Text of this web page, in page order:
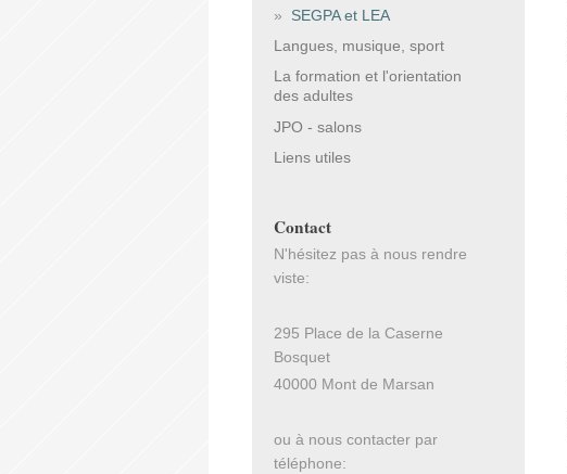
SEGPA et LEA
Langues, musique, sport
La formation et l'orientation
des adultes
JPO - salons
Liens utiles
Contact
N'hésitez pas à nous rendre
viste:
295 Place de la Caserne
Bosquet
40000 Mont de Marsan
ou à nous contacter par
téléphone: